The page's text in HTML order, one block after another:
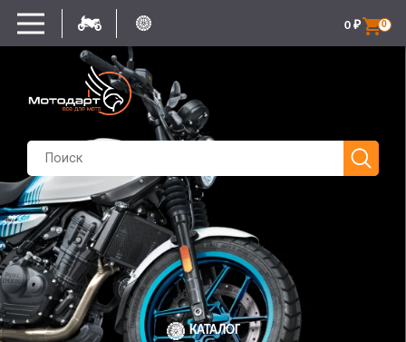
0
0 ₽
КАТАЛОГ